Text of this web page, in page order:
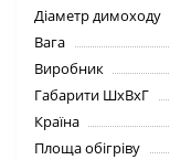
Діаметр димоходу
Вага
Виробник
Габарити ШхВхГ
Країна
Площа обігріву